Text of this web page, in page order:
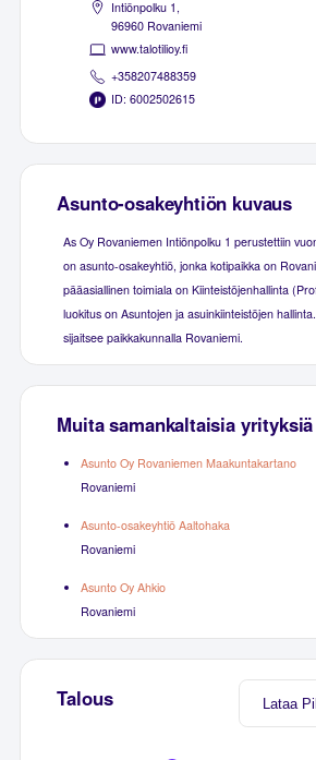
Intiönpolku 1,
96960 Rovaniemi
www.talotilioy.fi
+358207488359
ID: 6002502615
Asunto-osakeyhtiön kuvaus
As Oy Rovaniemen Intiönpolku 1 perustettiin
on asunto-osakeyhtiö, jonka kotipaikka on
pääasiallinen toimiala on Kiinteistöjenhallinta
luokitus on Asuntojen ja asuinkiinteistöjen
sijaitsee paikkakunnalla Rovaniemi.
Muita samankaltaisia yrityksiä
Asunto Oy Rovaniemen Maakuntakartano
Rovaniemi
Asunto-osakeyhtiö Aaltohaka
Rovaniemi
Asunto Oy Ahkio
Rovaniemi
Lataa
Talous